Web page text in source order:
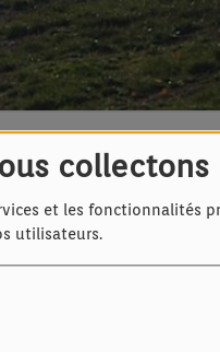
collectons
et les fonctionnalités
utilisateurs.